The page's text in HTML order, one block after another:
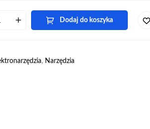
Dodaj do koszyka
, Narzędzia